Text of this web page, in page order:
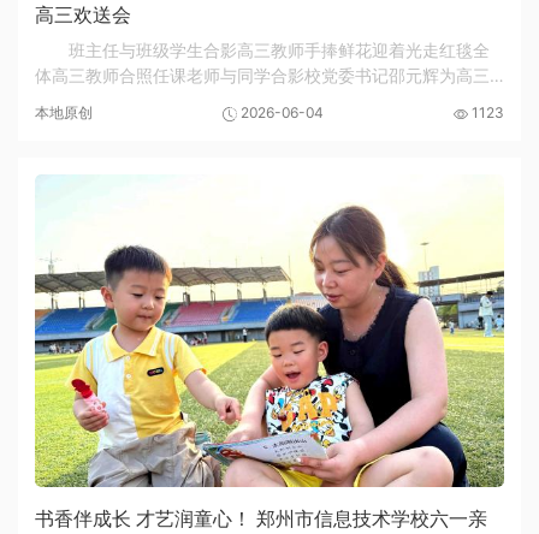
高三欢送会
班主任与班级学生合影高三教师手捧鲜花迎着光走红毯全
体高三教师合照任课老师与同学合影校党委书记邵元辉为高三
日，郑州市信息技术学校高三年级全体学生迎来...
本地原创 2026-06-04 1123
书香伴成长 才艺润童心！ 郑州市信息技术学校六一亲